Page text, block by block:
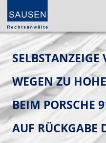
SELBSTANZEIGE
WEGEN ZU
BEIM PORSCHE
AUF RÜCKGABE